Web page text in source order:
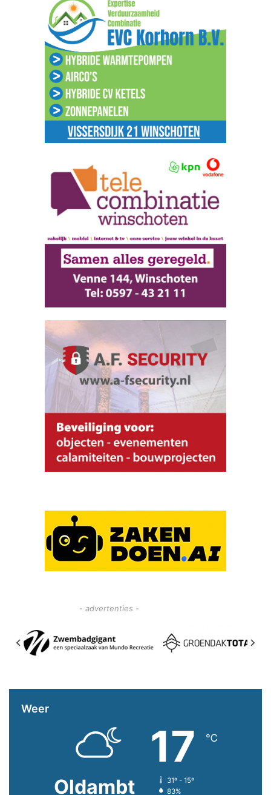
- advertenties -
Weer
Oldambt
17 ℃
31º - 15º
83%